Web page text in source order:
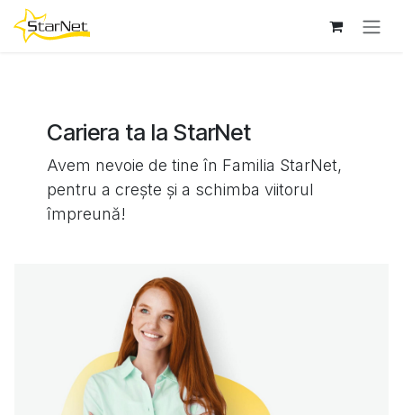
Sari la conținut
Cariera ta la StarNet
Avem nevoie de tine în Familia StarNet,
pentru a crește și a schimba viitorul
împreună!